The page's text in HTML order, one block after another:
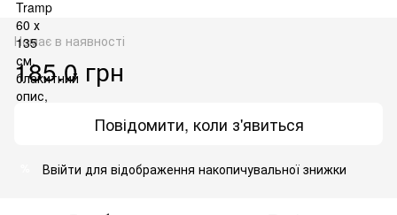
Немає в наявності
185.0 грн
Повідомити, коли з'явиться
Ввійти для відображення накопичувальної знижки